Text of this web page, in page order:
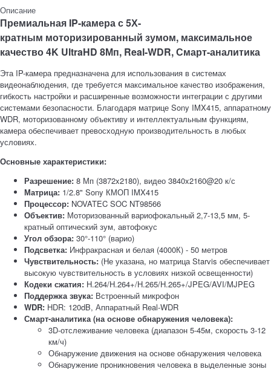
Описание
Премиальная IP-камера с 5Х-
кратным моторизированный зумом, максимальное
качество 4K UltraHD 8Мп, Real-WDR, Смарт-аналитика
Эта IP-камера предназначена для использования в системах
видеонаблюдения, где требуется максимальное качество изображения,
гибкость настройки и расширенные возможности интеграции с другими
системами безопасности. Благодаря матрице Sony IMX415, аппаратному
WDR, моторизованному объективу и интеллектуальным функциям,
камера обеспечивает превосходную производительность в любых
условиях.
Основные характеристики:
Разрешение: 8 Мп (3872x2180), видео 3840x2160@20 к/с
Матрица: 1/2.8" Sony КМОП IMX415
Процессор: NOVATEC SOC NT98566
Объектив: Моторизованный вариофокальный 2,7-13,5 мм, 5-
кратный оптический зум, автофокус
Угол обзора: 30°-110° (варио)
Подсветка: Инфракрасная и белая (4000К) - 50 метров
Чувствительность: (Не указана, но матрица Starvis обеспечивает
высокую чувствительность в условиях низкой освещенности)
Кодеки сжатия: H.264/H.264+/H.265/H.265+/JPEG/AVI/MJPEG
Поддержка звука: Встроенный микрофон
WDR: HDR: 120dB, Аппаратный Real-WDR
Смарт-аналитика (на основе обнаружения человека):
3D-отслеживание человека (диапазон 5-45м, скорость 3-12
км/ч)
Обнаружение движения на основе обнаружения человека
Обнаружение проникновения человека в выделенные зоны